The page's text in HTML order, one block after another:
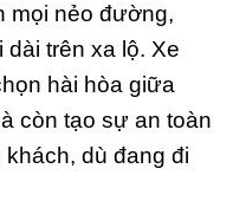
mọi nẻo đường,
trên xa lộ. Xe
hài hòa giữa
còn tạo sự an toàn
dù đang đi